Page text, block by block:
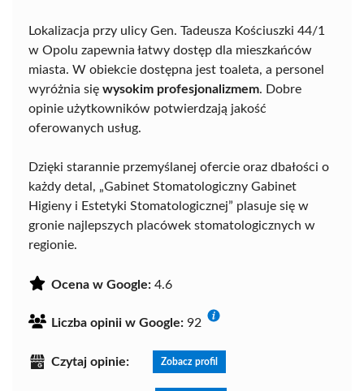
Lokalizacja przy ulicy Gen. Tadeusza Kościuszki 44/1
w Opolu zapewnia łatwy dostęp dla mieszkańców
miasta. W obiekcie dostępna jest toaleta, a personel
wyróżnia się wysokim profesjonalizmem. Dobre
opinie użytkowników potwierdzają jakość
oferowanych usług.
Dzięki starannie przemyślanej ofercie oraz dbałości o
każdy detal, „Gabinet Stomatologiczny Gabinet
Higieny i Estetyki Stomatologicznej” plasuje się w
gronie najlepszych placówek stomatologicznych w
regionie.
Ocena w Google: 4.6
Liczba opinii w Google: 92
Czytaj opinie: Zobacz profil